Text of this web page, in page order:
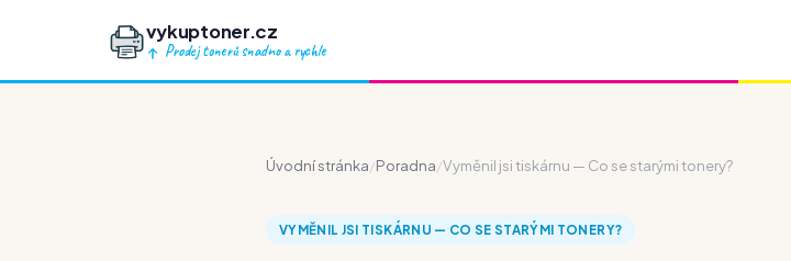
vykuptoner.cz
Prodej tonerů snadno a rychle
Úvodní stránka/Poradna/Vyměnil jsi tiskárnu — Co se starými tonery?
VYMĚNIL JSI TISKÁRNU — CO SE STARÝMI TONERY?